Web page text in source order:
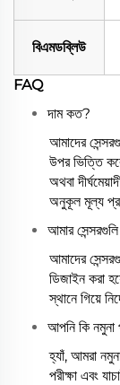
বিএমডব্লিউ
FAQ
দাম কত?
আমাদের
উপর ভিত্তি
অথবা
অনুকূল মূল্য
আমার
আমাদের
ডিজাইন করা
স্থানে গিয়ে
আপনি কি নমুনা
হ্যাঁ, আমরা
পরীক্ষা এবং